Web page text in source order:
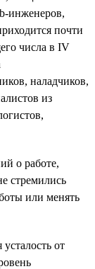
инженеров,
почти
числа в IV
наладчиков,
из
о работе,
стремились
или менять
от